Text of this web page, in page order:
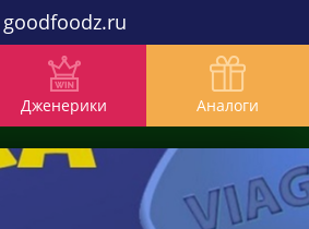
goodfoodz.ru
Дженерики Аналоги